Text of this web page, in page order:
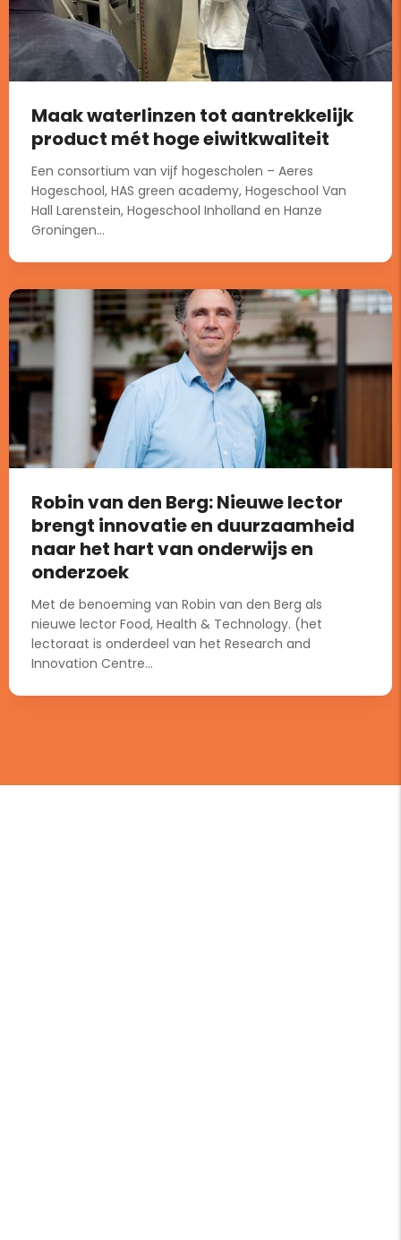
Maak waterlinzen tot aantrekkelijk
product mét hoge eiwitkwaliteit
Een consortium van vijf hogescholen – Aeres
Hogeschool, HAS green academy, Hogeschool Van
Hall Larenstein, Hogeschool Inholland en Hanze
Groningen...
Robin van den Berg: Nieuwe lector
brengt innovatie en duurzaamheid
naar het hart van onderwijs en
onderzoek
Met de benoeming van Robin van den Berg als
nieuwe lector Food, Health & Technology. (het
lectoraat is onderdeel van het Research and
Innovation Centre...